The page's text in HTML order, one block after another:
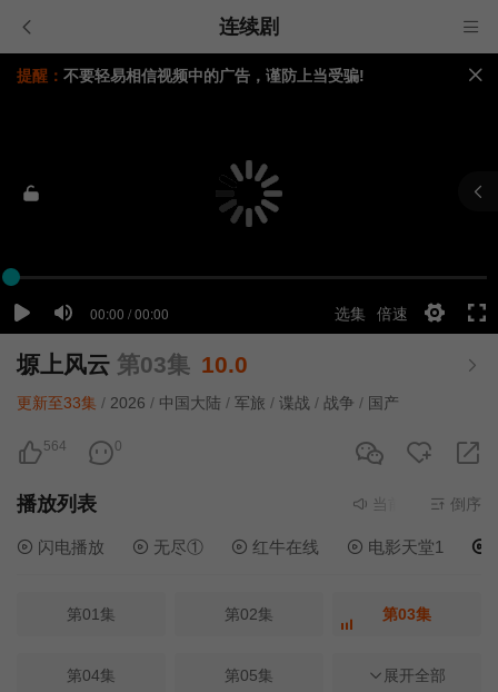
连续剧
提醒： 不要轻易相信视频中的广告，谨防上当受骗!
视频载入速度跟网速有关，请耐心等待几秒钟。
塬上风云 第03集 10.0
更新至33集 / 2026 / 中国大陆 / 军旅 / 谍战 / 战争 / 国产
564 0
播放列表 当前资源来源茅台
倒序
闪电播放 无尽① 红牛在线 电影天堂1
第01集 第02集 第03集
第04集 第05集 第06集
展开全部